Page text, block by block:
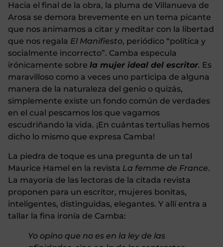
Hacia el final de la obra, la pluma de Villanueva de
Arosa se demora brevemente en un tema picante
que nos animamos a citar y meditar con la libertad
que nos regala El Manifiesto, periódico “política y
socialmente incorrecto”. Camba especula
irónicamente sobre la mujer ideal del escritor. Es
maravilloso como a veces uno participa de alguna
manera de la naturaleza del genio o quizás,
simplemente existe un fondo común de verdades
en el cual pescamos los que vagamos
escudriñando la vida. ¡En cuántas tertulias hemos
dicho lo mismo que expresa Camba!
La piedra de toque es una pregunta de un tal
Maurice Hamel en la revista La femme de France.
La mayoría de las lectoras de la citada revista
proponen para un escritor, mujeres bonitas,
inteligentes, distinguidas, elegantes. Y allí entra a
tallar la fina ironía de Camba:
Yo opino que no es en la ley de las